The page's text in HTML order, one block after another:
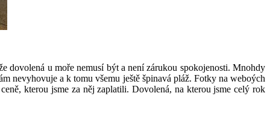
dovolená u moře nemusí být a není zárukou spokojenosti. Mnohdy
nevyhovuje a k tomu všemu ještě špinavá pláž. Fotky na weboých
kterou jsme za něj zaplatili. Dovolená, na kterou jsme celý rok